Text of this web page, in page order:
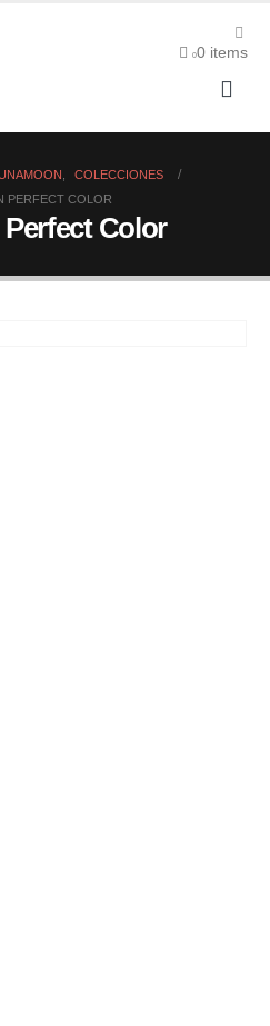
00 items
COLECCIONES
PERFECT COLOR
Color